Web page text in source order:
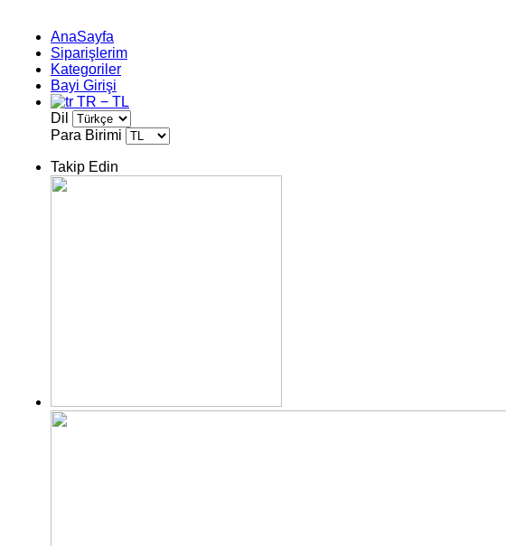
AnaSayfa
Siparişlerim
Kategoriler
Bayi Girişi
TR − TL
Dil
Para Birimi
Takip Edin